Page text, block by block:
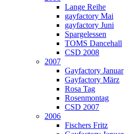
Lange Reihe
gayfactory Mai
gayfactory Juni
Spargelessen
TOMS Dancehall
CSD 2008
2007
Gayfactory Januar
Gayfactory März
Rosa Tag
Rosenmontag
CSD 2007
2006
Fischers Fritz